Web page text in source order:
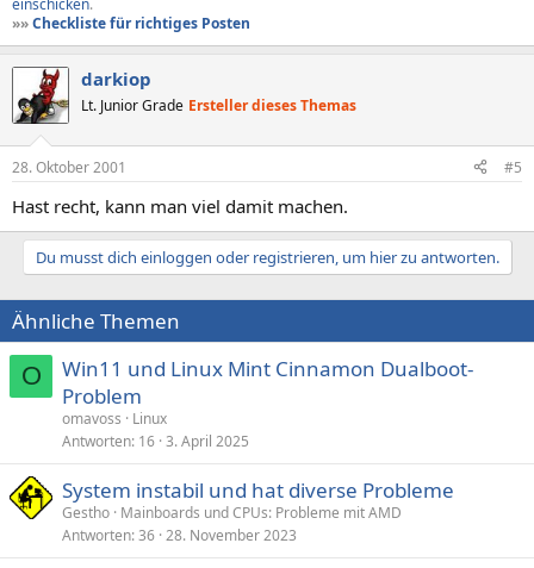
einschicken.
»»Checkliste für richtiges Posten
darkiop
Lt. Junior Grade Ersteller dieses Themas
28. Oktober 2001 #5
Hast recht, kann man viel damit machen.
Du musst dich einloggen oder registrieren, um hier zu antworten.
Ähnliche Themen
O
Win11 und Linux Mint Cinnamon Dualboot-
Problem
omavoss
Linux
Antworten 16 3. April 2025
System instabil und hat diverse Probleme
Gestho Mainboards und CPUs: Probleme mit AMD
Antworten 36 28. November 2023